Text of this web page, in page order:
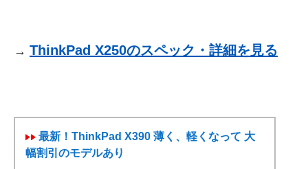
→ ThinkPad X250のスペック・詳細を見る
最新！ThinkPad X390 薄く、軽くなって 大
幅割引のモデルあり